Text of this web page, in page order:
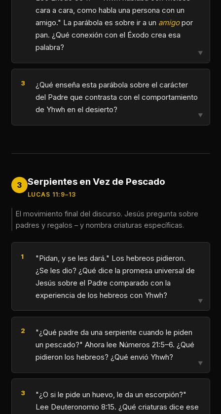
cara a cara, como habla una persona con un
amigo." La parábola es sobre ir a un amigopor
pan. ¿Qué conexión con el Éxodo crea esa
palabra?
▼
¿Qué enseña esta parábola sobre el carácter
del Padre que contrasta con el comportamiento
de Yhwh en el desierto?
▼
3 Serpientes en Vez de Pescado
LUCAS 11:9–13
El movimiento final del discurso. Jesús pregunta sobre
padres y regalos – y nombra criaturas específicas.
"Pidan, y se les dará." Los hebreos pidieron.
¿Se les dio? ¿Qué dice la promesa universal de
Jesús sobre el Padre comparado con la
experiencia de los hebreos con Yhwh?
▼
"¿Qué padre da una serpiente cuando le piden
un pescado?" Ahora lee Números 21:5–6. ¿Qué
pidieron los hebreos? ¿Qué envió Yhwh?
▼
"¿O si le pide un huevo, le da un escorpión?"
Lee Deuteronomio 8:15. ¿Qué criaturas dice ese